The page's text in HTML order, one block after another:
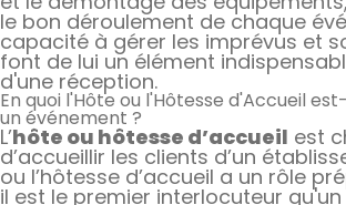
le bon déroulement de chaque
capacité à gérer les imprévus et
font de lui un élément
d'une réception.
En quoi l'Hôte ou l'Hôtesse d'Accueil
un événement ?
L’hôte ou hôtesse d’accueil est
d’accueillir les clients d’un
ou l’hôtesse d’accueil a un rôle
il est le premier interlocuteur